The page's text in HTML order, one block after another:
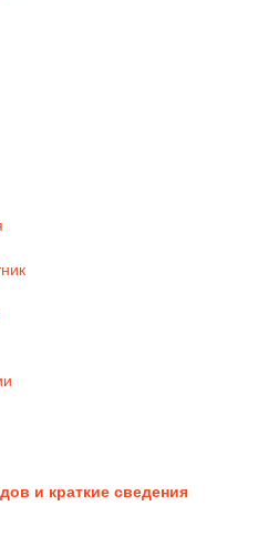
и краткие сведения